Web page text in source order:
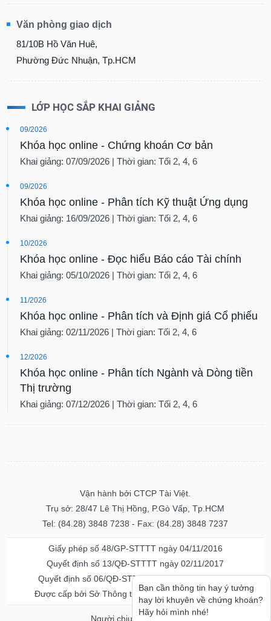
Văn phòng giao dịch
81/10B Hồ Văn Huê,
Phường Đức Nhuận, Tp.HCM
LỚP HỌC SẮP KHAI GIẢNG
09/2026
Khóa học online - Chứng khoán Cơ bản
Khai giảng: 07/09/2026 | Thời gian: Tối 2, 4, 6
09/2026
Khóa học online - Phân tích Kỹ thuật Ứng dụng
Khai giảng: 16/09/2026 | Thời gian: Tối 2, 4, 6
10/2026
Khóa học online - Đọc hiểu Báo cáo Tài chính
Khai giảng: 05/10/2026 | Thời gian: Tối 2, 4, 6
11/2026
Khóa học online - Phân tích và Định giá Cổ phiếu
Khai giảng: 02/11/2026 | Thời gian: Tối 2, 4, 6
12/2026
Khóa học online - Phân tích Ngành và Dòng tiền
Thị trường
Khai giảng: 07/12/2026 | Thời gian: Tối 2, 4, 6
Vận hành bởi CTCP Tài Việt.
Trụ sở: 28/47 Lê Thị Hồng, P.Gò Vấp, Tp.HCM
Tel: (84.28) 3848 7238 - Fax: (84.28) 3848 7237
Giấy phép số 48/GP-STTTT ngày 04/11/2016
Quyết định số 13/QĐ-STTTT ngày 02/11/2017
Quyết định số 06/QĐ-STTTT-ICP ngày 20/07/2023
Được cấp bởi Sở Thông tin và Truyền thông TPHCM
Người chịu trách nhiệm
Bạn cần thông tin hay ý tưởng
hay lời khuyên về chứng khoán?
Hãy hỏi mình nhé!